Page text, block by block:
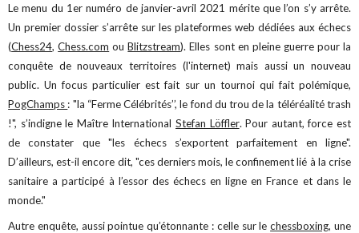
Le menu du 1er numéro de janvier-avril 2021 mérite que l’on s’y arrête.
Un premier dossier s’arrête sur les plateformes web dédiées aux échecs
(Chess24,Chess.com ouBlitzstream). Elles sont en pleine guerre pour la
conquête de nouveaux territoires (l'internet) mais aussi un nouveau
public. Un focus particulier est fait sur un tournoi qui fait polémique,
PogChamps : "la “Ferme Célébrités’’, le fond du trou de la téléréalité trash
!", s’indigne le Maître International Stefan Löffler. Pour autant, force est
de constater que "les échecs s’exportent parfaitement en ligne".
D’ailleurs, est-il encore dit, "ces derniers mois, le confinement lié à la crise
sanitaire a participé à l’essor des échecs en ligne en France et dans le
monde."
Autre enquête, aussi pointue qu’étonnante : celle sur lechessboxing, une